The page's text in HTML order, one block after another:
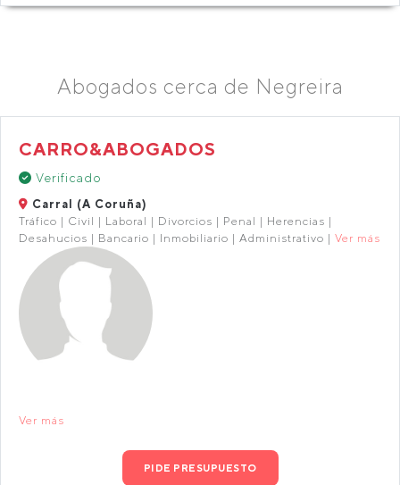
Abogados cerca de Negreira
CARRO&ABOGADOS
Verificado
Carral (A Coruña)
Tráfico | Civil | Laboral | Divorcios | Penal | Herencias |
Desahucios | Bancario | Inmobiliario | Administrativo | Ver más
Ver más
PIDE PRESUPUESTO